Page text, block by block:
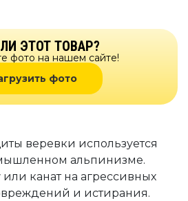
ЭТОТ ТОВАР?
фото на нашем сайте!
фото
веревки используется
альпинизме.
канат на агрессивных
и истирания.